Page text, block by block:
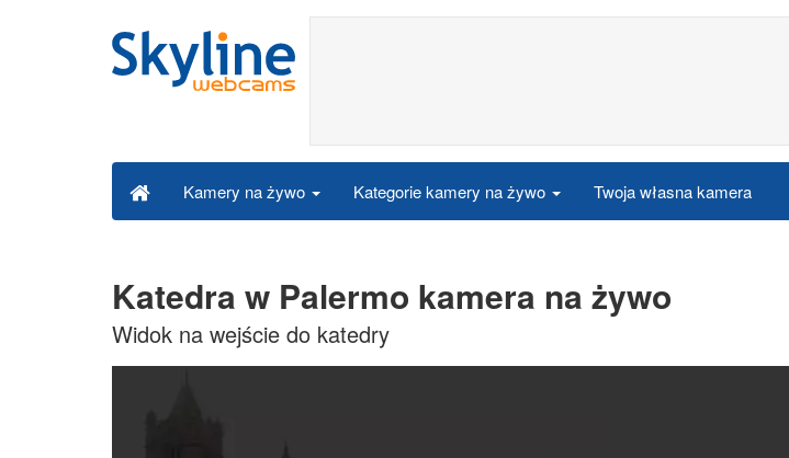
Kamery na żywo Kategorie kamery na żywo Twoja własna kamera
Katedra w Palermo kamera na żywo
Widok na wejście do katedry